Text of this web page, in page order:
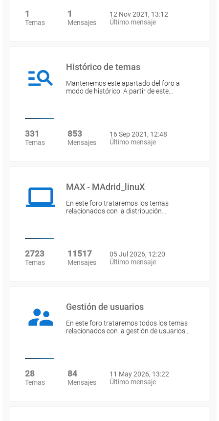
1
Temas
1
Mensajes
12 Nov 2021, 13:12
Último mensaje
Histórico de temas
Mantenemos este apartado del foro a
modo de histórico. A partir de este…
331
Temas
853
Mensajes
16 Sep 2021, 12:48
Último mensaje
MAX - MAdrid_linuX
En este foro trataremos los temas
relacionados con la distribución…
2723
Temas
11517
Mensajes
05 Jul 2026, 12:20
Último mensaje
Gestión de usuarios
En este foro trataremos todos los temas
relacionados con la gestión de usuarios…
28
Temas
84
Mensajes
11 May 2026, 13:22
Último mensaje